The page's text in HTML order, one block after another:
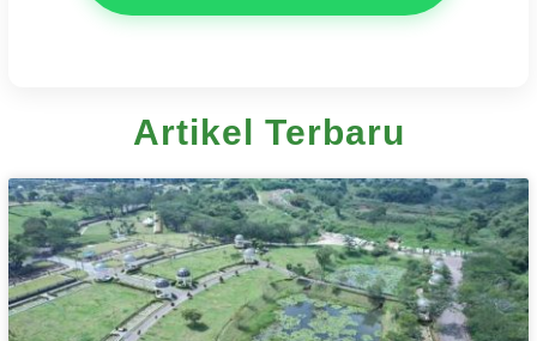
Artikel Terbaru